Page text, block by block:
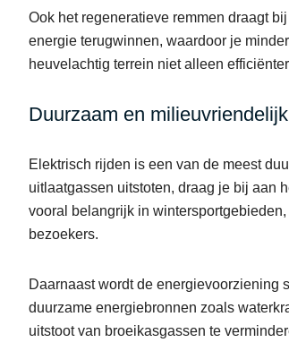
Ook het regeneratieve remmen draagt
energie terugwinnen, waardoor je
heuvelachtig terrein niet alleen
Duurzaam en milieuvriendelijk
Elektrisch rijden is een van de meest
uitlaatgassen uitstoten, draag je bij aan
vooral belangrijk in
bezoekers.
Daarnaast wordt de energievoorziening
duurzame energiebronnen zoals
uitstoot van broeikasgassen te